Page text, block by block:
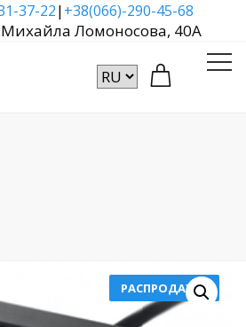
37-22|+38(066)-290-45-68
Ломоносова, 40А
РАСПРОДАЖА!